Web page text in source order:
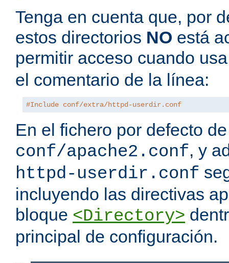
Tenga en cuenta que, por
estos directorios NO está
permitir acceso cuando
el comentario de la línea:
#Include conf/extra/httpd-userdir.conf
En el fichero por defecto
conf/apache2.conf, y
httpd-userdir.conf
incluyendo las directivas
bloque <Directory>
principal de configuración.